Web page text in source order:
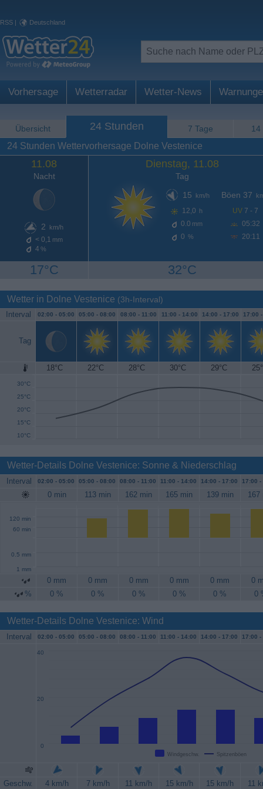
RSS | Deutschland
Vorhersage Wetterradar Wetter-News
Übersicht 24 Stunden 7 Tage 14
24 Stunden Wettervorhersage Dolne Vestenice
11.08
Nacht
2 km/h
< 0,1 mm
4 %
17°C
Dienstag, 11.08
Tag
15
km/h
12,0 h
0.0 mm
0 %
Böen 37
UV 7 - 7
05:32
20:11
32°C
Wetter in Dolne Vestenice (3h-Interval)
Interval 02:00 - 05:00 05:00 - 08:00 08:00 - 11:00 11:00 - 14:00 14:00 - 17:00 17:00
Tag
18°C 22°C 28°C 30°C 29°C
10°C
15°C
20°C
25°C
30°C
35°C
Wetter-Details Dolne Vestenice: Sonne & Niederschlag
Interval 02:00 - 05:00 05:00 - 08:00 08:00 - 11:00 11:00 - 14:00 14:00 - 17:00 17:00 -
0 min 113 min 162 min 165 min 139 min 167
60 min
120 min
0.5 mm
1 mm
0 mm 0 mm 0 mm 0 mm 0 mm
0
%
0 % 0 % 0 % 0 % 0 % 0
Wetter-Details Dolne Vestenice: Wind
Interval 02:00 - 05:00 05:00 - 08:00 08:00 - 11:00 11:00 - 14:00 14:00 - 17:00 17:00 -
Windgeschw. Spitzenböen
0
20
40
Geschw. 4 km/h 7 km/h 11 km/h 15 km/h 15 km/h
11